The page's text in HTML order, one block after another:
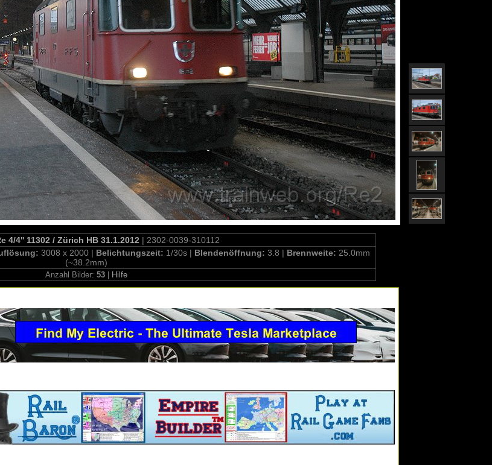
4/4'' 11302 / Zürich HB 31.1.2012 | 2302-0039-310112
3008 x 2000 | Belichtungszeit: 1/30s | Blendenöffnung: 3.8 | Brennweite: 25.0mm
(~38.2mm)
Anzahl Bilder: 53 Hilfe